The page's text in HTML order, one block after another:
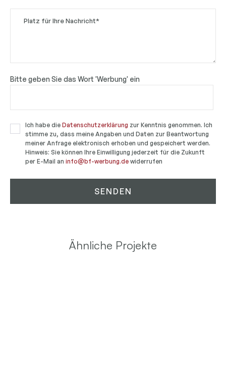
Bitte geben Sie das Wort 'Werbung' ein
Ich habe die Datenschutzerklärung zur Kenntnis genommen. Ich
stimme zu, dass meine Angaben und Daten zur Beantwortung
meiner Anfrage elektronisch erhoben und gespeichert werden.
Hinweis: Sie können Ihre Einwilligung jederzeit für die Zukunft
per E-Mail an info@bf-werbung.de widerrufen
Ähnliche Projekte